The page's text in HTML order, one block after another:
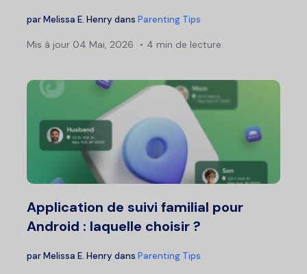
parMelissa E. Henry dans Parenting Tips
Mis à jour 04 Mai, 2026 4 min de lecture
Application de suivi familial pour
Android : laquelle choisir ?
parMelissa E. Henry dans Parenting Tips